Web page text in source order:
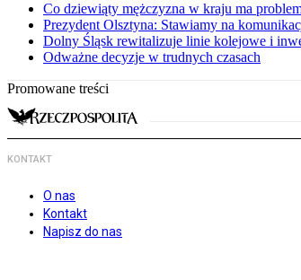
Co dziewiąty mężczyzna w kraju ma
Prezydent Olsztyna: Stawiamy na
Dolny Śląsk rewitalizuje linie kolejowe i
Odważne decyzje w trudnych czasach
Promowane treści
KONTAKT
O nas
Kontakt
Napisz do nas